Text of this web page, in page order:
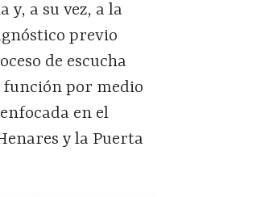
y, a su vez, a la
previo
de escucha
función por medio
en el
y la Puerta